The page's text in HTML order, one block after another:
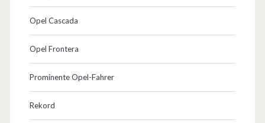
Opel Cascada
Opel Frontera
Prominente Opel-Fahrer
Rekord